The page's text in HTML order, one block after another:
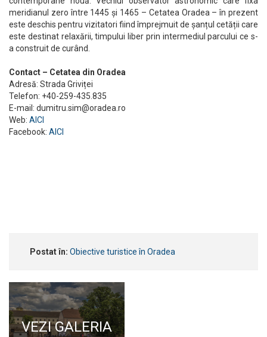
meridianul zero între 1445 și 1465 – Cetatea Oradea – în prezent
este deschis pentru vizitatori fiind împrejmuit de șanțul cetății care
este destinat relaxării, timpului liber prin intermediul parcului ce s-
a construit de curând.
Contact – Cetatea din Oradea
Adresă: Strada Griviței
Telefon: +40-259-435.835
E-mail: dumitru.sim@oradea.ro
Web: AICI
Facebook: AICI
Postat în: Obiective turistice în Oradea
VEZI GALERIA